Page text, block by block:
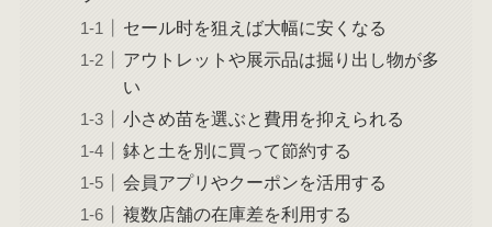
セール时を狙えば大幅に安くなる
アウトレットや展示品は掘り出し物が多
い
小さめ苗を選ぶと費用を抑えられる
鉢と土を別に買って節約する
会員アプリやクーポンを活用する
複数店舗の在庫差を利用する